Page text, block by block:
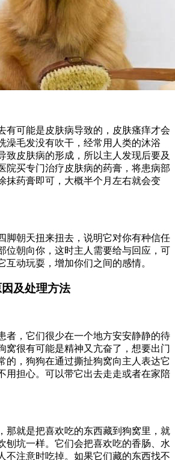
有可能是皮肤病导致的，皮肤瘙痒才会
澡毛发没有吹干，经常用人类的沐浴
致皮肤病的形成，所以主人发现后要及
院买专门治疗皮肤病的药膏，将患病部
抹药膏即可，大概半个月左右就会变
脚朝天扭来扭去，说明它对你有种信任
位朝向你，这时主人需要给与回应，可
互动玩耍，增加你们之间的感情。
及处理方法
者，它们很少在一个地方安安静静的待
窝很有可能是精神又亢奋了，想要出门
的，狗狗在通过撕扯狗窝向主人表达它
用担心。可以带它出去走走或者在家陪
那就是把喜欢吃的东西藏到狗窝里，就
刨坑一样。它们会把喜欢吃的香肠、水
不注意时吃掉。如果它们藏的东西找不